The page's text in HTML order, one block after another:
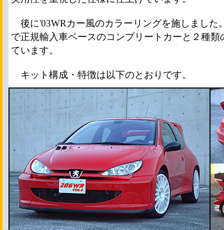
後に'03WRカー風のカラーリングを施しました
で正規輸入車ベースのコンプリートカーと２種類
ています。
キット構成・特徴は以下のとおりです。